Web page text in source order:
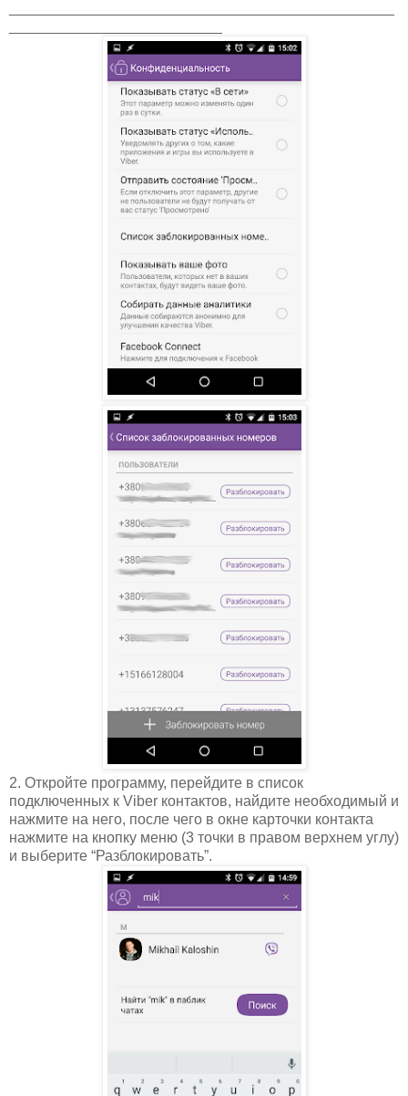
2. Откройте программу, перейдите в список
подключенных к Viber контактов, найдите необходимый и
нажмите на него, после чего в окне карточки контакта
нажмите на кнопку меню (3 точки в правом верхнем углу)
и выберите “Разблокировать”.